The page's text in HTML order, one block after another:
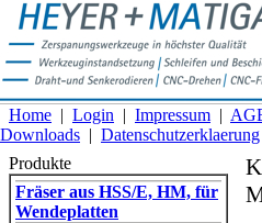
Home | Login | Impressum |
Downloads | Datenschutzerklaerung
Produkte
Fräser aus HSS/E, HM, für
Wendeplatten